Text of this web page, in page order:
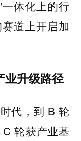
体化上的行
道上开启加
业升级路径
代，到 B 轮
轮获产业基